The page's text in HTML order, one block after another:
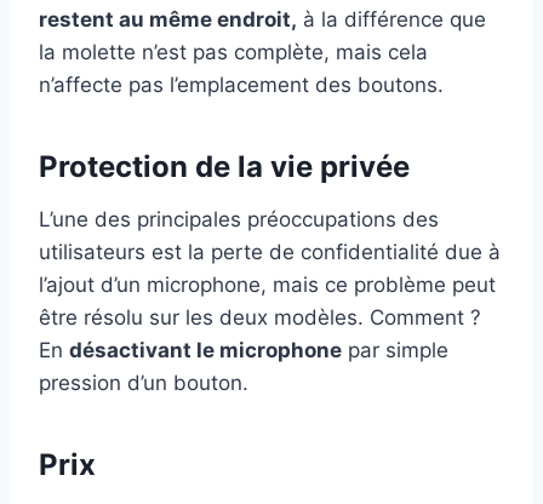
restent au même endroit, à la différence que
la molette n’est pas complète, mais cela
n’affecte pas l’emplacement des boutons.
Protection de la vie privée
L’une des principales préoccupations des
utilisateurs est la perte de confidentialité due à
l’ajout d’un microphone, mais ce problème peut
être résolu sur les deux modèles. Comment ?
En désactivant le microphone par simple
pression d’un bouton.
Prix